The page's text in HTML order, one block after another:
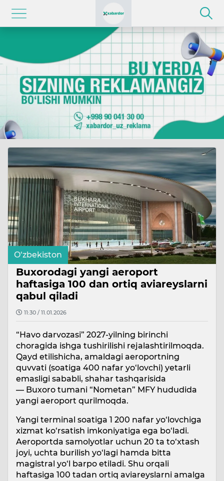
O‘zbekiston
Buxorodagi yangi aeroport
haftasiga 100 dan ortiq aviareyslarni
qabul qiladi
11:30 / 11.01.2026
“Havo darvozasi” 2027-yilning birinchi
choragida ishga tushirilishi rejalashtirilmoqda.
Qayd etilishicha, amaldagi aeroportning
quvvati (soatiga 400 nafar yo‘lovchi) yetarli
emasligi sababli, shahar tashqarisida
— Buxoro tumani “Nometan” MFY hududida
yangi aeroport qurilmoqda.
Yangi terminal soatiga 1 200 nafar yo‘lovchiga
xizmat ko‘rsatish imkoniyatiga ega bo‘ladi.
Aeroportda samolyotlar uchun 20 ta to‘xtash
joyi, uchta burilish yo‘lagi hamda bitta
magistral yo‘l barpo etiladi. Shu orqali
haftasiga 100 tadan ortiq aviareyslarni amalga